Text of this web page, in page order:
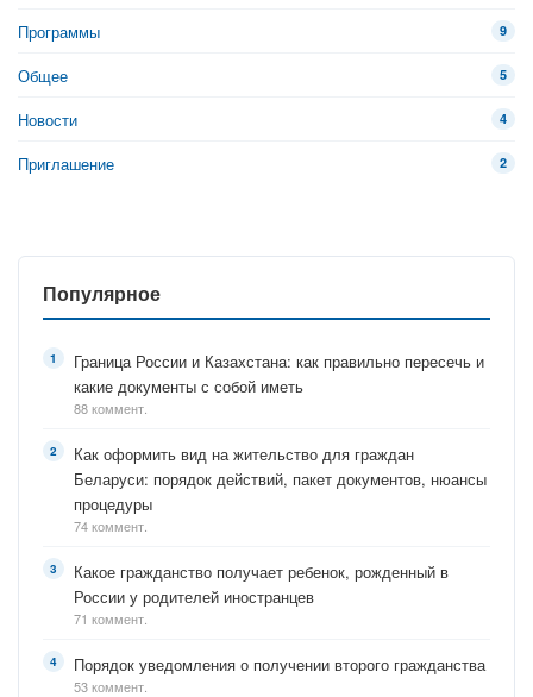
Программы 9
Общее 5
Новости 4
Приглашение 2
Популярное
Граница России и Казахстана: как правильно пересечь и
какие документы с собой иметь
88 коммент.
Как оформить вид на жительство для граждан
Беларуси: порядок действий, пакет документов, нюансы
процедуры
74 коммент.
Какое гражданство получает ребенок, рожденный в
России у родителей иностранцев
71 коммент.
Порядок уведомления о получении второго гражданства
53 коммент.